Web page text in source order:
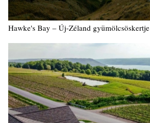
Hawke's Bay – Új-Zéland gyümölcsöskertje